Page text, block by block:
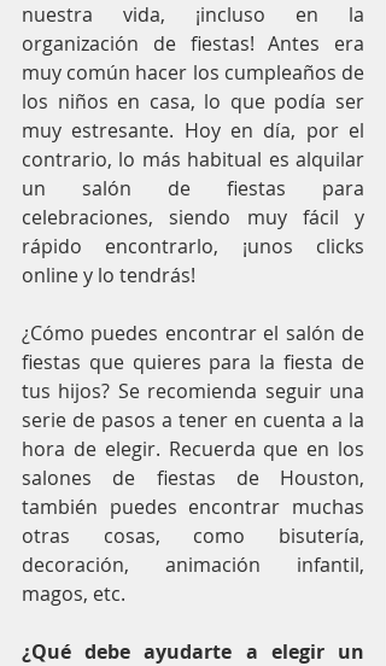
nuestra vida, ¡incluso en la
organización de fiestas! Antes era
muy común hacer los cumpleaños de
los niños en casa, lo que podía ser
muy estresante. Hoy en día, por el
contrario, lo más habitual es alquilar
un salón de fiestas para
celebraciones, siendo muy fácil y
rápido encontrarlo, ¡unos clicks
online y lo tendrás!
¿Cómo puedes encontrar el salón de
fiestas que quieres para la fiesta de
tus hijos? Se recomienda seguir una
serie de pasos a tener en cuenta a la
hora de elegir. Recuerda que en los
salones de fiestas de Houston,
también puedes encontrar muchas
otras cosas, como bisutería,
decoración, animación infantil,
magos, etc.
¿Qué debe ayudarte a elegir un